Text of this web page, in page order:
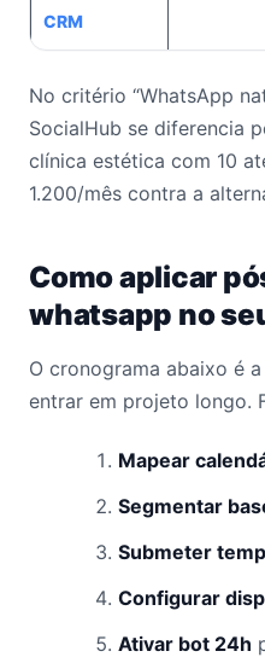
CRM
No critério “WhatsApp
SocialHub se diferencia
clínica estética com 10
1.200/mês contra a
Como aplicar
whatsapp no
O cronograma abaixo é
entrar em projeto longo.
Mapear
Segmentar
Submeter
Configurar
Ativar bot 24h